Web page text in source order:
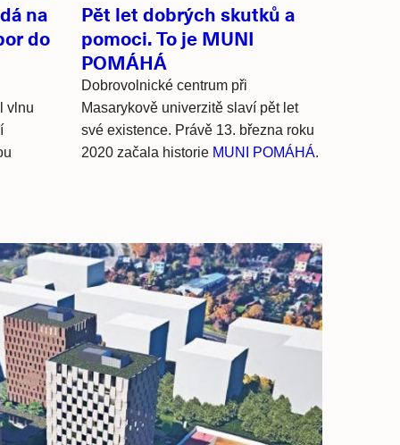
na
do
vlnu
Pět let dobrých skutků a
pomoci. To je MUNI
POMÁHÁ
Dobrovolnické centrum při
Masarykově univerzitě slaví pět let
své existence. Právě 13. března roku
2020 začala historie MUNI POMÁHÁ.